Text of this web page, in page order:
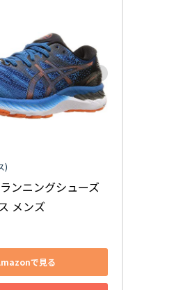
)
ンニングシューズ
メンズ
で見る